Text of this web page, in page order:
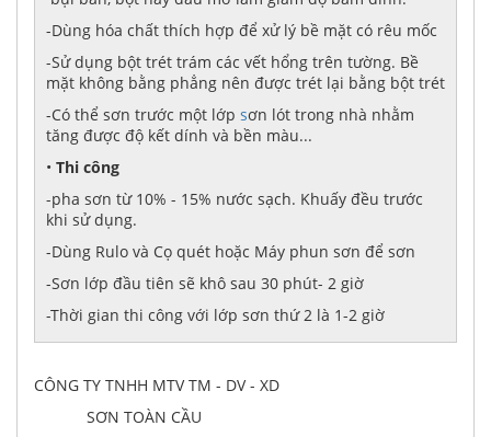
-Dùng hóa chất thích hợp để xử lý bề mặt có rêu mốc
-Sử dụng bột trét trám các vết hổng trên tường. Bề
mặt không bằng phẳng nên được trét lại bằng bột trét
-Có thể sơn trước một lớp sơn lót trong nhà nhằm
tăng được độ kết dính và bền màu...
• Thi công
-pha sơn từ 10% - 15% nước sạch. Khuấy đều trước
khi sử dụng.
-Dùng Rulo và Cọ quét hoặc Máy phun sơn để sơn
-Sơn lớp đầu tiên sẽ khô sau 30 phút- 2 giờ
-Thời gian thi công với lớp sơn thứ 2 là 1-2 giờ
CÔNG TY TNHH MTV TM - DV - XD
SƠN TOÀN CẦU